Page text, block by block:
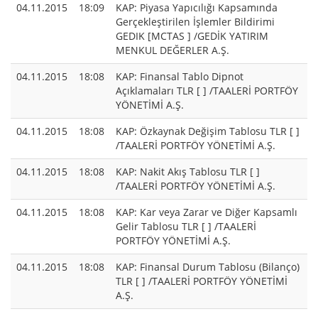
04.11.2015
18:09
KAP: Piyasa Yapıcılığı Kapsamında
Gerçekleştirilen İşlemler Bildirimi
GEDIK [MCTAS ] /GEDİK YATIRIM
MENKUL DEĞERLER A.Ş.
04.11.2015
18:08
KAP: Finansal Tablo Dipnot
Açıklamaları TLR [ ] /TAALERİ PORTFÖY
YÖNETİMİ A.Ş.
04.11.2015
18:08
KAP: Özkaynak Değişim Tablosu TLR [ ]
/TAALERİ PORTFÖY YÖNETİMİ A.Ş.
04.11.2015
18:08
KAP: Nakit Akış Tablosu TLR [ ]
/TAALERİ PORTFÖY YÖNETİMİ A.Ş.
04.11.2015
18:08
KAP: Kar veya Zarar ve Diğer Kapsamlı
Gelir Tablosu TLR [ ] /TAALERİ
PORTFÖY YÖNETİMİ A.Ş.
04.11.2015
18:08
KAP: Finansal Durum Tablosu (Bilanço)
TLR [ ] /TAALERİ PORTFÖY YÖNETİMİ
A.Ş.